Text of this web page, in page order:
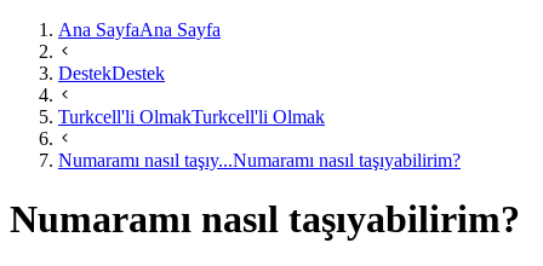
Ana SayfaAna Sayfa
DestekDestek
Turkcell'li OlmakTurkcell'li Olmak
Numaramı nasıl taşıy...Numaramı nasıl taşıyabilirim?
Numaramı nasıl taşıyabilirim?